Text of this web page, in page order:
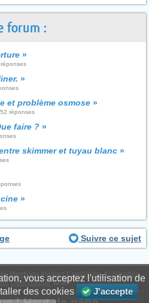
forum :
»
»
et problème osmose »
réponses
faire ? »
skimmer et tuyau blanc »
»
Suivre ce sujet
Mentions légales Conditions d'utilisation
DéontologieWS6
vous acceptez l'utilisation de
des cookies
J'accepte